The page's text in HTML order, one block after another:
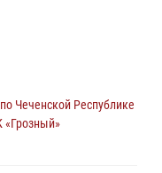
совершил
Чеченской Республике
Чеченской Республике
«Грозный»